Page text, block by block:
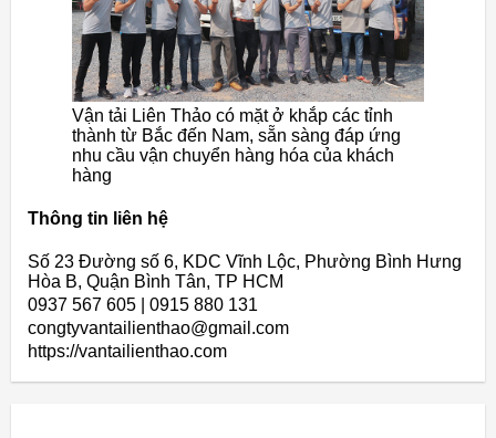
Vận tải Liên Thảo có mặt ở khắp các tỉnh
thành từ Bắc đến Nam, sẵn sàng đáp ứng
nhu cầu vận chuyển hàng hóa của khách
hàng
Thông tin liên hệ
Số 23 Đường số 6, KDC Vĩnh Lộc, Phường Bình Hưng
Hòa B, Quận Bình Tân, TP HCM
0937 567 605 | 0915 880 131
congtyvantailienthao@gmail.com
https://vantailienthao.com